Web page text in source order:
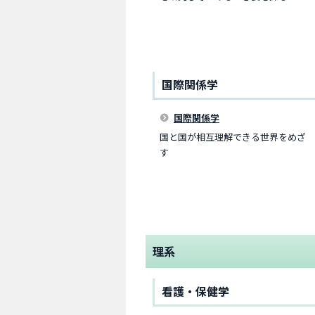
国際関係学
国際関係学
国と国が相互理解できる世界をめざ
す
理系
看護・保健学